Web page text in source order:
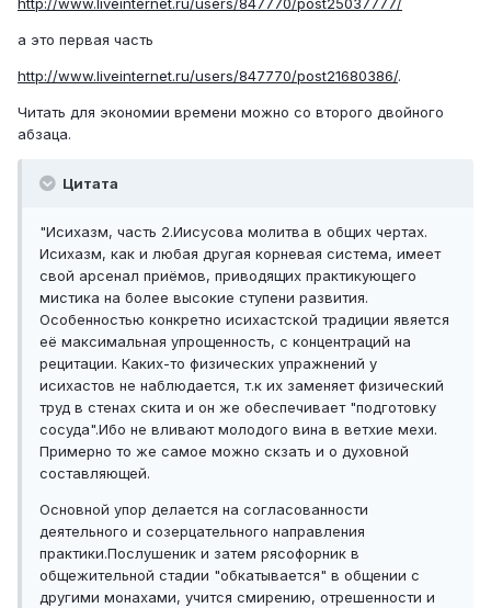
http://www.liveinternet.ru/users/847770/post25037777/
а это первая часть
http://www.liveinternet.ru/users/847770/post21680386/.
Читать для экономии времени можно со второго двойного
абзаца.
Цитата
"Исихазм, часть 2.Иисусова молитва в общих чертах.
Исихазм, как и любая другая корневая система, имеет
свой арсенал приёмов, приводящих практикующего
мистика на более высокие ступени развития.
Особенностью конкретно исихастской традиции явяется
её максимальная упрощенность, с концентраций на
рецитации. Каких-то физических упражнений у
исихастов не наблюдается, т.к их заменяет физический
труд в стенах скита и он же обеспечивает "подготовку
сосуда".Ибо не вливают молодого вина в ветхие мехи.
Примерно то же самое можно скзать и о духовной
составляющей.
Основной упор делается на согласованности
деятельного и созерцательного направления
практики.Послушеник и затем рясофорник в
общежительной стадии "обкатывается" в общении с
другими монахами, учится смирению, отрешенности и